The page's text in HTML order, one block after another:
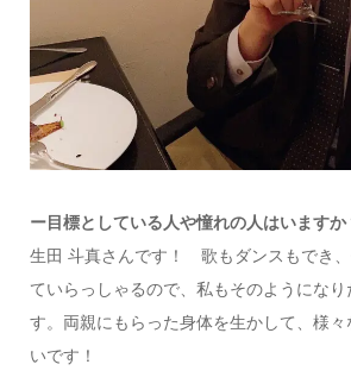
ー目標としている人や憧れの人はいますか
生田 斗真さんです！ 歌もダンスもでき
ていらっしゃるので、私もそのようにな
す。 両親にもらった身体を生かして、様
いです！